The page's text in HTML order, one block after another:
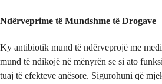
Ndërveprime të Mundshme të Drogave
Ky antibiotik mund të ndërveprojë me
mund të ndikojë në mënyrën se si ato
tuaj të efekteve anësore. Sigurohuni që